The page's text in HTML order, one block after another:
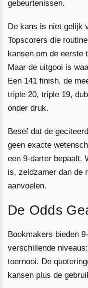
gebeurtenissen.
De kans is niet gelijk
Topscorers die
kansen om de eerste
Maar de uitgooi is
Een 141 finish, de
triple 20, triple 19,
onder druk.
Besef dat de
geen exacte
een 9-darter bepaalt.
is, zeldzamer dan de
aanvoelen.
De Odds
Bookmakers bieden
verschillende
toernooi. De
kansen plus de